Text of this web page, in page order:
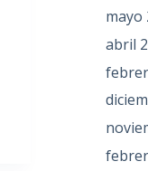
mayo
abril